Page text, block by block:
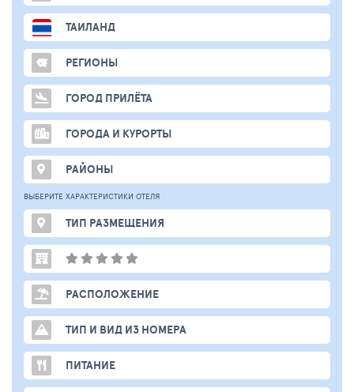
ТАИЛАНД
РЕГИОНЫ
ГОРОД ПРИЛЁТА
ГОРОДА И КУРОРТЫ
РАЙОНЫ
ВЫБЕРИТЕ ХАРАКТЕРИСТИКИ ОТЕЛЯ
ТИП РАЗМЕЩЕНИЯ
РАСПОЛОЖЕНИЕ
ТИП И ВИД ИЗ НОМЕРА
ПИТАНИЕ